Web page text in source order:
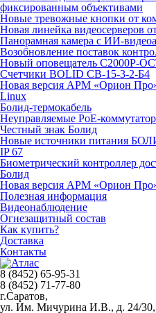
фиксированным объективами
Новые тревожные кнопки от
Новая линейка видеосерверов
Панорамная камера с ИИ-
Возобновление поставок
Новый оповещатель С2000Р-
Счетчики BOLID СВ-15-3-2-Б4
Новая версия АРМ «Орион
Linux
Болид-термокабель
Неуправляемые PoE-
Честный знак Болид
Новые источники питания
IP 67
Биометрический контроллер
Болид
Новая версия АРМ «Орион
Полезная информация
Видеонаблюдение
Огнезащитный состав
Как купить?
Доставка
Контакты
8 (8452) 65-95-31
8 (8452) 71-77-80
г.Саратов,
ул. Им. Мичурина И.В., д. 24/